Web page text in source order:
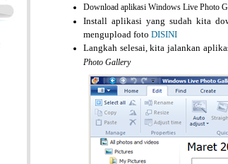
Download aplikasi Windows Live Photo
Install aplikasi yang sudah kita
mengupload foto DISINI
Langkah selesai, kita jalankan
Photo Gallery